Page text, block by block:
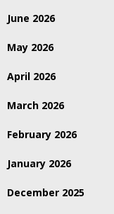
June 2026
May 2026
April 2026
March 2026
February 2026
January 2026
December 2025